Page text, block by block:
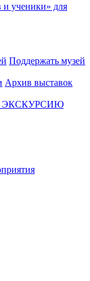
ученики» для
Поддержать музей
Архив выставок
ЭКСКУРСИЮ